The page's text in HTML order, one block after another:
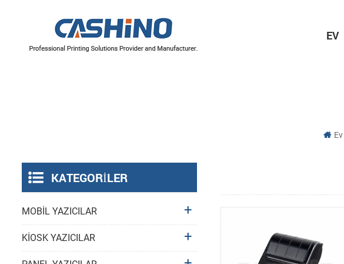
EV
Ev
KATEGORILER
MOBİL YAZICILAR
KİOSK YAZICILAR